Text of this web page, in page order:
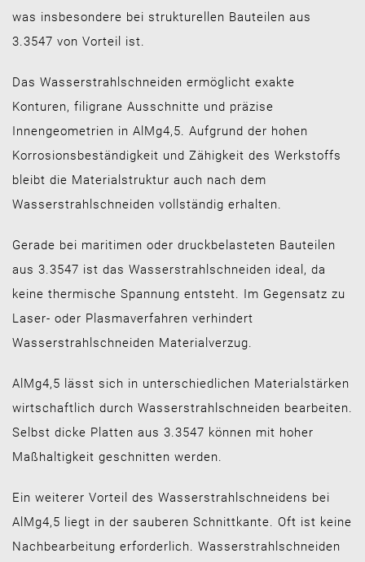
was insbesondere bei strukturellen Bauteilen aus
3.3547 von Vorteil ist.
Das Wasserstrahlschneiden ermöglicht exakte
Konturen, filigrane Ausschnitte und präzise
Innengeometrien in AlMg4,5. Aufgrund der hohen
Korrosionsbeständigkeit und Zähigkeit des Werkstoffs
bleibt die Materialstruktur auch nach dem
Wasserstrahlschneiden vollständig erhalten.
Gerade bei maritimen oder druckbelasteten Bauteilen
aus 3.3547 ist das Wasserstrahlschneiden ideal, da
keine thermische Spannung entsteht. Im Gegensatz zu
Laser- oder Plasmaverfahren verhindert
Wasserstrahlschneiden Materialverzug.
AlMg4,5 lässt sich in unterschiedlichen Materialstärken
wirtschaftlich durch Wasserstrahlschneiden bearbeiten.
Selbst dicke Platten aus 3.3547 können mit hoher
Maßhaltigkeit geschnitten werden.
Ein weiterer Vorteil des Wasserstrahlschneidens bei
AlMg4,5 liegt in der sauberen Schnittkante. Oft ist keine
Nachbearbeitung erforderlich. Wasserstrahlschneiden